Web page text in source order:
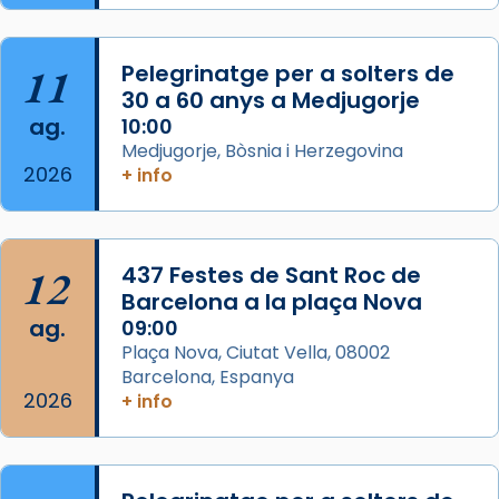
L’arquebisbe de Barcelona, el cardenal Joan
Josep Omella, ha presidit la missa i l’ha
concelebrat el bisbe auxiliar de Barcelona,
Mons. David Abadías.
📸 Dr. G. Simón
Photo
View on Facebook · Share
Arquebisbat de Barcelona
2 weeks ago
Memòria de les santes Juliana i
Semproniana, verges i màrtirs.
Acompanyant la història de sant Cugat, a
partir de l’Edat Mitjana sorgeix la tradició
que les santes Juliana (“relatiu a Júlia”) i
Semproniana (“relatiu a Semprònia =
11
ag.
2026
Pelegrinatge per a solters de
30 a 60 anys a Medjugorje
10:00
Medjugorje, Bòsnia i Herzegovina
+ info
12
ag.
2026
437 Festes de Sant Roc de
Barcelona a la plaça Nova
09:00
Plaça Nova, Ciutat Vella, 08002
Barcelona, Espanya
+ info